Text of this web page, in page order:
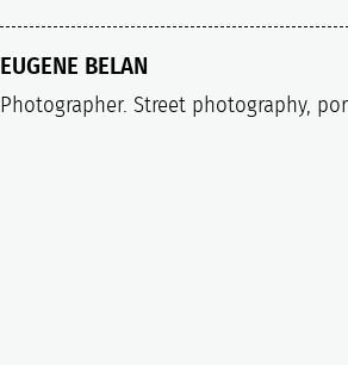
EUGENE BELAN
Photographer. Street photography,